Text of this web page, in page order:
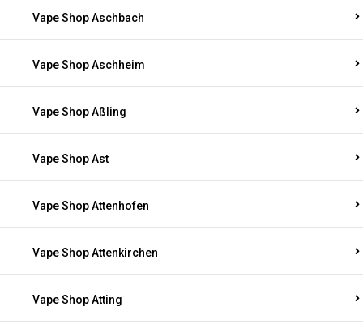
Vape Shop Aschbach
Vape Shop Aschheim
Vape Shop Aßling
Vape Shop Ast
Vape Shop Attenhofen
Vape Shop Attenkirchen
Vape Shop Atting